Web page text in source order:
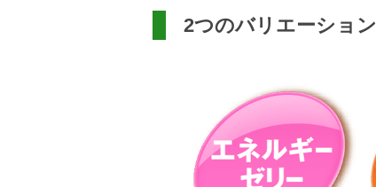
2つのバリエーション